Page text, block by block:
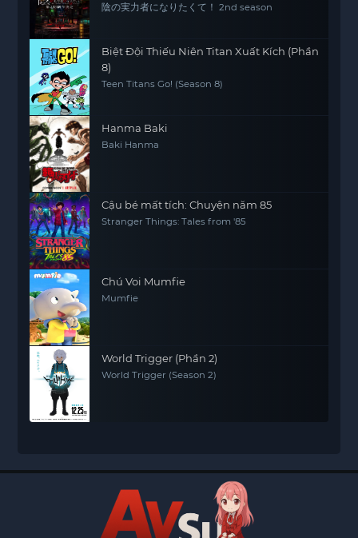
陰の実力者になりたくて！ 2nd season
Biệt Đội Thiếu Niên Titan Xuất Kích (Phần
8)
Teen Titans Go! (Season 8)
Hanma Baki
Baki Hanma
Cậu bé mất tích: Chuyện năm 85
Stranger Things: Tales from '85
Chú Voi Mumfie
Mumfie
World Trigger (Phần 2)
World Trigger (Season 2)